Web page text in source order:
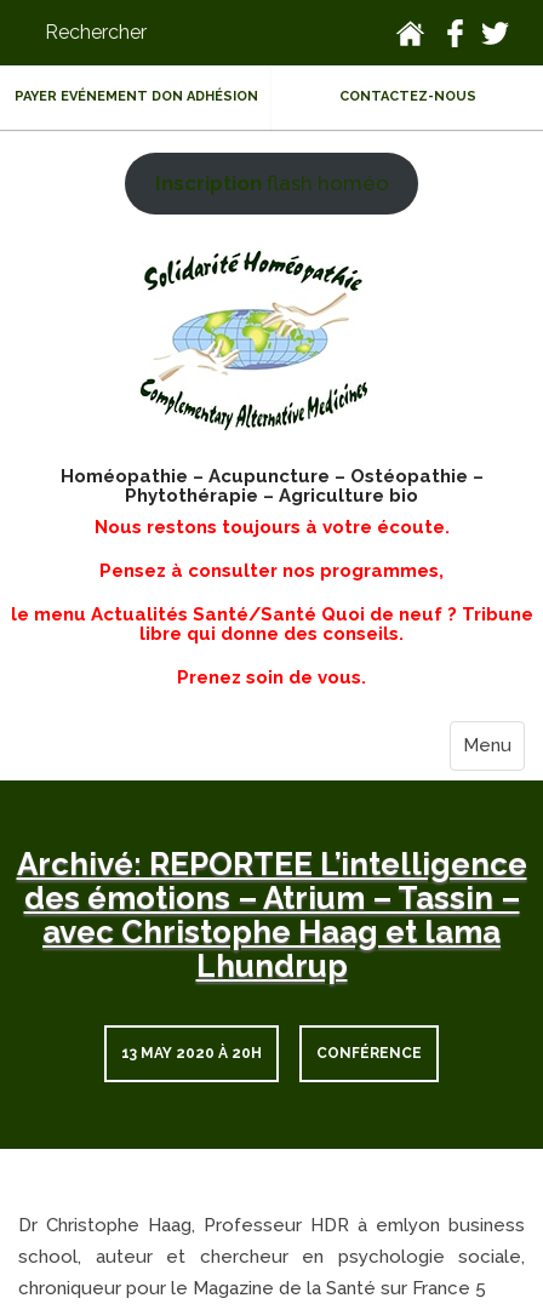
PAYER EVÉNEMENT DON ADHÉSION CONTACTEZ-NOUS
Inscription flash homéo
Homéopathie – Acupuncture – Ostéopathie –
Phytothérapie – Agriculture bio
Nous restons toujours à votre écoute.
Pensez à consulter nos programmes,
le menu Actualités Santé/Santé Quoi de neuf ? Tribune
libre qui donne des conseils.
Prenez soin de vous.
Menu
Archivé: REPORTEE L’intelligence
des émotions – Atrium – Tassin –
avec Christophe Haag et lama
Lhundrup
13 MAY 2020 À 20H CONFÉRENCE
Dr Christophe Haag, Professeur HDR à emlyon business
school, auteur et chercheur en psychologie sociale,
chroniqueur pour le Magazine de la Santé sur France 5